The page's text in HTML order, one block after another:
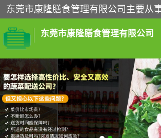
东莞市康隆膳食管理有限公司
食堂承包 蔬菜配送
粮油配送 鲜肉配送